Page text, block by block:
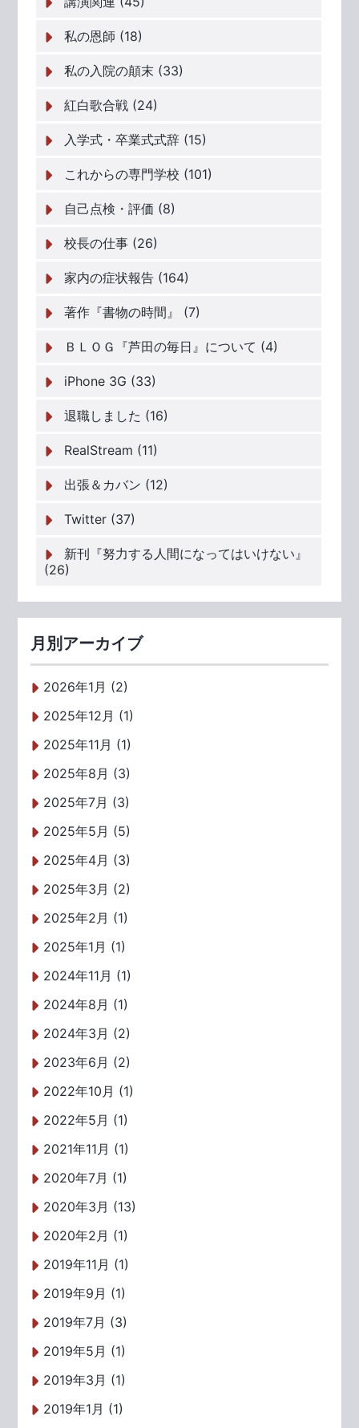
私の恩師 (18)
私の入院の顛末 (33)
紅白歌合戦 (24)
入学式・卒業式式辞 (15)
これからの専門学校 (101)
自己点検・評価 (8)
校長の仕事 (26)
家内の症状報告 (164)
著作『書物の時間』 (7)
ＢＬＯＧ『芦田の毎日』について (4)
iPhone 3G (33)
退職しました (16)
RealStream (11)
出張＆カバン (12)
Twitter (37)
新刊『努力する人間になってはいけない』
(26)
月別アーカイブ
2026年1月 (2)
2025年12月 (1)
2025年11月 (1)
2025年8月 (3)
2025年7月 (3)
2025年5月 (5)
2025年4月 (3)
2025年3月 (2)
2025年2月 (1)
2025年1月 (1)
2024年11月 (1)
2024年8月 (1)
2024年3月 (2)
2023年6月 (2)
2022年10月 (1)
2022年5月 (1)
2021年11月 (1)
2020年7月 (1)
2020年3月 (13)
2020年2月 (1)
2019年11月 (1)
2019年9月 (1)
2019年7月 (3)
2019年5月 (1)
2019年3月 (1)
2019年1月 (1)